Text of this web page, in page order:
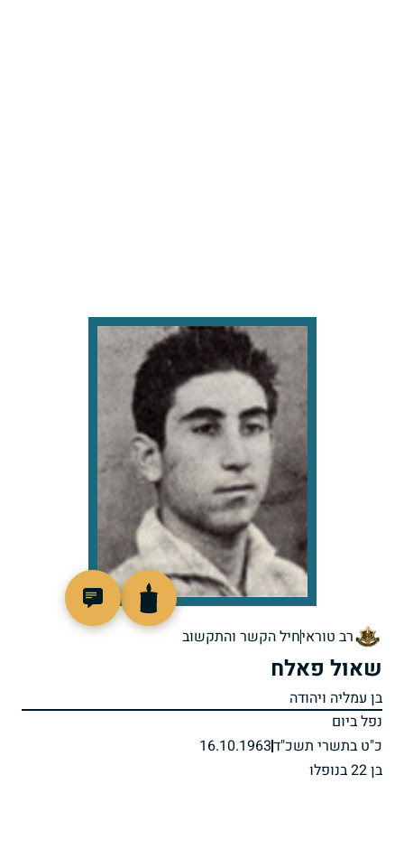
רב טוראיחיל הקשר והתקשוב
שאול פאלח
בן עמליה ויהודה
נפל ביום
כ"ט בתשרי תשכ"ד16.10.1963
בן 22 בנופלו